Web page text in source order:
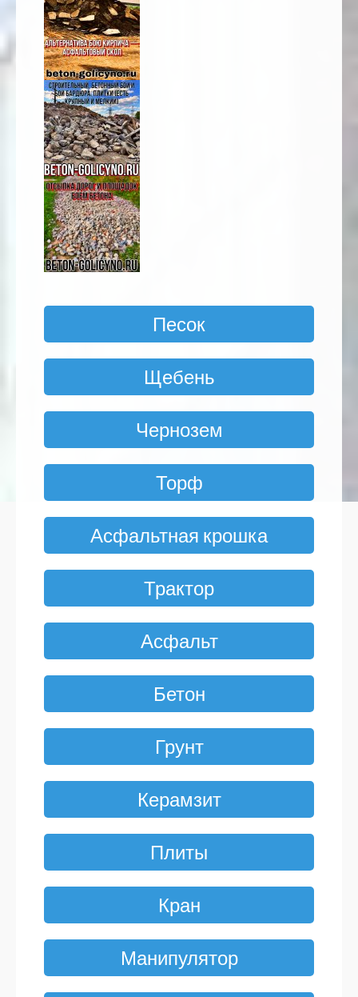
Песок
Щебень
Чернозем
Торф
Асфальтная крошка
Трактор
Асфальт
Бетон
Грунт
Керамзит
Плиты
Кран
Манипулятор